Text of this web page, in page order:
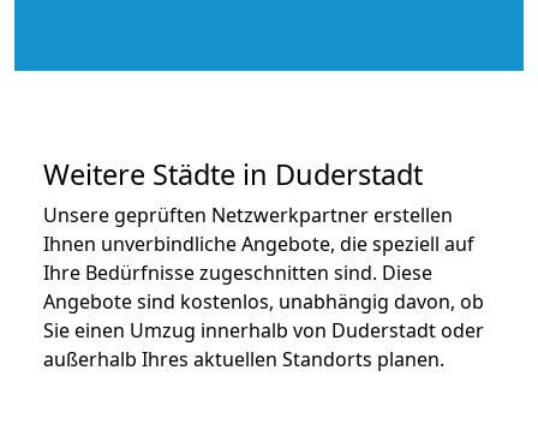
Weitere Städte in Duderstadt
Unsere geprüften Netzwerkpartner erstellen
Ihnen unverbindliche Angebote, die speziell auf
Ihre Bedürfnisse zugeschnitten sind. Diese
Angebote sind kostenlos, unabhängig davon, ob
Sie einen Umzug innerhalb von Duderstadt oder
außerhalb Ihres aktuellen Standorts planen.